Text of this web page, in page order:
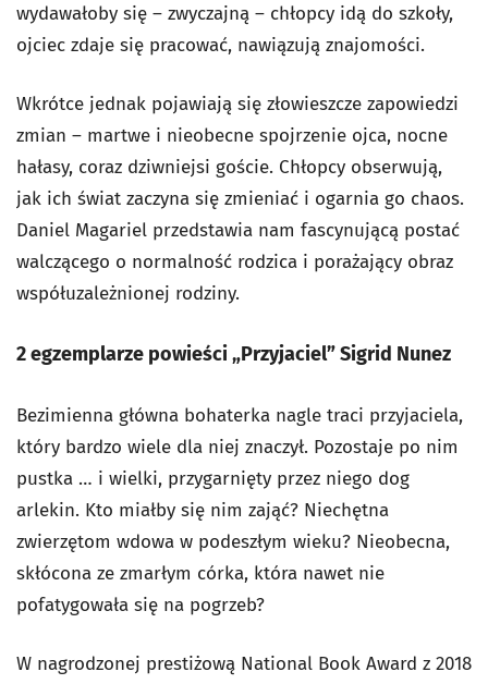
wydawałoby się – zwyczajną – chłopcy idą do szkoły,
ojciec zdaje się pracować, nawiązują znajomości.
Wkrótce jednak pojawiają się złowieszcze zapowiedzi
zmian – martwe i nieobecne spojrzenie ojca, nocne
hałasy, coraz dziwniejsi goście. Chłopcy obserwują,
jak ich świat zaczyna się zmieniać i ogarnia go chaos.
Daniel Magariel przedstawia nam fascynującą postać
walczącego o normalność rodzica i porażający obraz
współuzależnionej rodziny.
2 egzemplarze powieści „Przyjaciel” Sigrid Nunez
Bezimienna główna bohaterka nagle traci przyjaciela,
który bardzo wiele dla niej znaczył. Pozostaje po nim
pustka … i wielki, przygarnięty przez niego dog
arlekin. Kto miałby się nim zająć? Niechętna
zwierzętom wdowa w podeszłym wieku? Nieobecna,
skłócona ze zmarłym córka, która nawet nie
pofatygowała się na pogrzeb?
W nagrodzonej prestiżową National Book Award z 2018